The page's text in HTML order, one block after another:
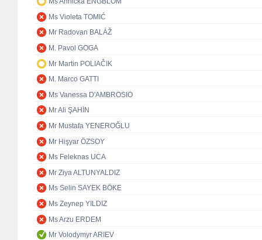
Ms Violeta TOMIĆ
Mr Radovan BALÁŽ
M. Pavol GOGA
Mr Martin POLIAČIK
M. Marco GATTI
Ms Vanessa D'AMBROSIO
Mr Ali ŞAHİN
Mr Mustafa YENEROĞLU
Mr Hişyar ÖZSOY
Ms Feleknas UCA
Mr Ziya ALTUNYALDIZ
Ms Selin SAYEK BÖKE
Ms Zeynep YILDIZ
Ms Arzu ERDEM
Mr Volodymyr ARIEV